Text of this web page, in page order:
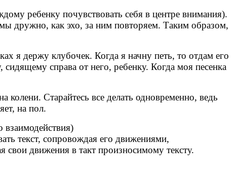
ребенку почувствовать себя в центре внимания).
дружно, как эхо, за ним повторяем. Таким образом,
я держу клубочек. Когда я начну петь, то отдам его
справа от него, ребенку. Когда моя песенка
Старайтесь все делать одновременно, ведь
на пол.
текст, сопровождая его движениями,
движения в такт произносимому тексту.